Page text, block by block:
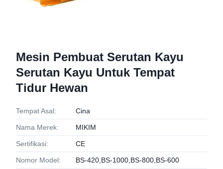
Mesin Pembuat Serutan Kayu
Serutan Kayu Untuk Tempat
Tidur Hewan
Tempat Asal: Cina
Nama Merek: MIKIM
Sertifikasi: CE
Nomor Model: BS-420,BS-1000,BS-800,BS-600